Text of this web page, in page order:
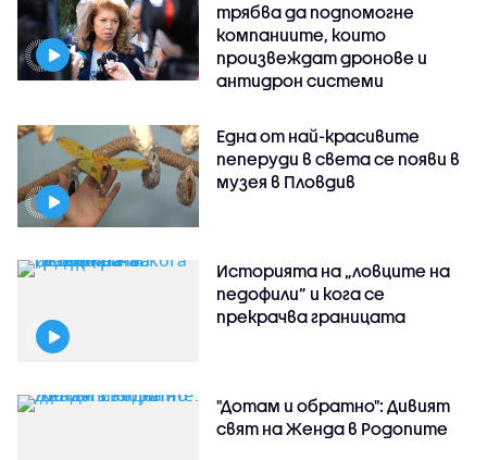
трябва да подпомогне
компаниите, които
произвеждат дронове и
антидрон системи
Една от най-красивите
пеперуди в света се появи в
музея в Пловдив
Историята на „ловците на
педофили” и кога се
прекрачва границата
"Дотам и обратно": Дивият
свят на Женда в Родопите